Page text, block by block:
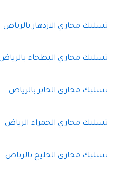
تسليك مجاري الازدهار بالرياض
تسليك مجاري البطحاء بالرياض
تسليك مجاري الحاير بالرياض
تسليك مجاري الحمراء الرياض
تسليك مجاري الخليج بالرياض